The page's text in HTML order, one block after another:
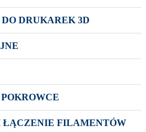
DRUKAREK 3D
ŁĄCZENIE FILAMENTÓW